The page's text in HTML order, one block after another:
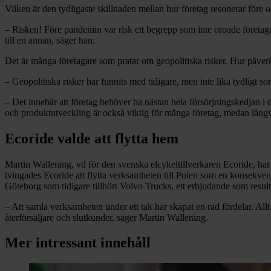
Vilken är den tydligaste skillnaden mellan hur företag resonerar före
– Risken! Före pandemin var risk ett begrepp som inte oroade
till en annan, säger han.
Det är många företagare som pratar om geopolitiska risker. Hur
– Geopolitiska risker har funnits med tidigare, men inte lika tydligt
– Det innebär att företag behöver ha nästan hela försörjningskedjan
och produktutveckling är också viktig för många företag, medan
Ecoride valde att flytta hem
Martin Walleräng, vd för den svenska elcykeltillverkaren Ecoride,
tvingades Ecoride att flytta verksamheten till Polen som en
Göteborg som tidigare tillhört Volvo Trucks, ett erbjudande som
– Att samla verksamheten under ett tak har skapat en rad fördelar.
återförsäljare och slutkunder, säger Martin Walleräng.
Mer intressant innehåll